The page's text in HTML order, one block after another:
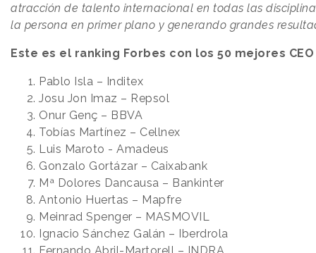
atracción de talento internacional en todas las
la persona en primer plano y generando grandes
Este es el ranking Forbes con los 50 mejores
Pablo Isla – Inditex
Josu Jon Imaz – Repsol
Onur Genç – BBVA
Tobías Martínez – Cellnex
Luis Maroto - Amadeus
Gonzalo Gortázar – Caixabank
Mª Dolores Dancausa – Bankinter
Antonio Huertas – Mapfre
Meinrad Spenger – MASMOVIL
Ignacio Sánchez Galán – Iberdrola
Fernando Abril-Martorell – INDRA